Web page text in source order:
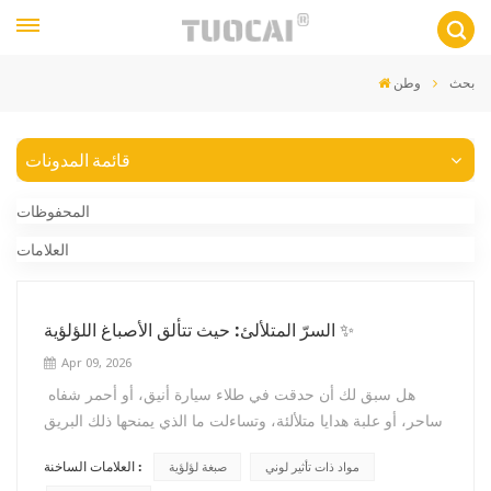
وطن بحث
قائمة المدونات
المحفوظات
العلامات
السرّ المتلألئ: حيث تتألق الأصباغ اللؤلؤية ✨
Apr 09, 2026
ساحر، أو علبة هدايا متلألئة، وتساءلت ما الذي يمنحها ذلك البريق
بفضل صبغة لؤلؤية—مادة متعددة الاستخدامات واستثنائية تعمل
العلامات الساخنة : صبغة لؤلؤية
مواد ذات تأثير لوني